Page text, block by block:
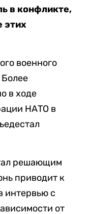
в конфликте,
этих
военного
в ходе
НАТО в
решающим
приводит к
интервью с
от